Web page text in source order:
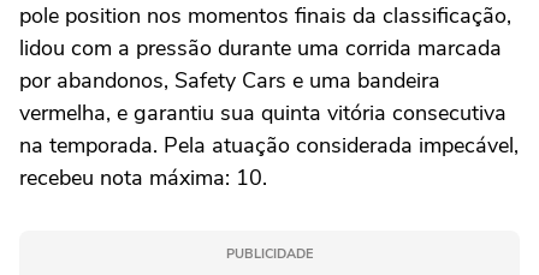
pole position nos momentos finais da classificação,
lidou com a pressão durante uma corrida marcada
por abandonos, Safety Cars e uma bandeira
vermelha, e garantiu sua quinta vitória consecutiva
na temporada. Pela atuação considerada impecável,
recebeu nota máxima: 10.
PUBLICIDADE